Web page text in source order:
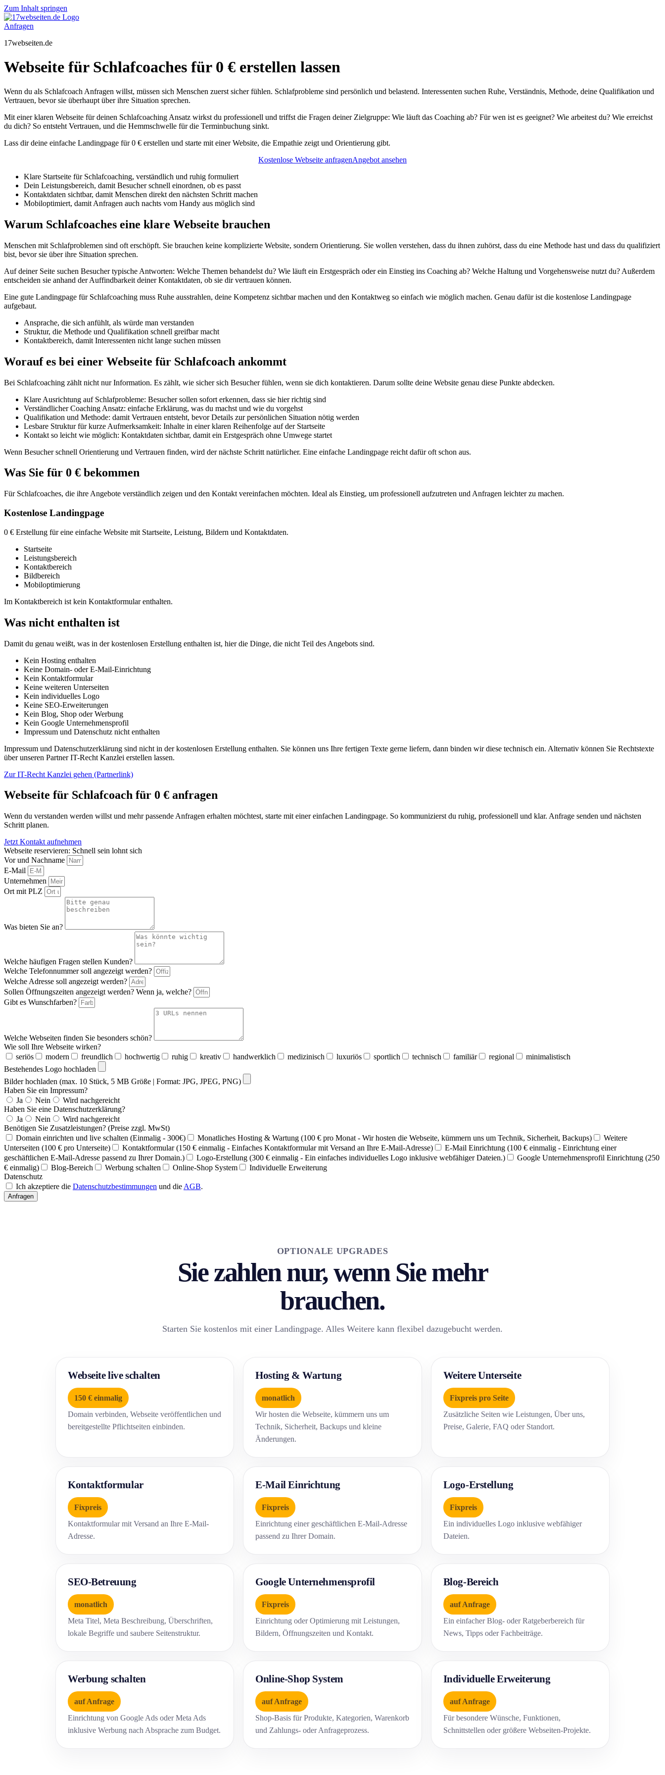
Zum Inhalt springen
Anfragen
17webseiten.de
Webseite für Schlafcoaches für 0 € erstellen lassen
Wenn du als Schlafcoach Anfragen willst, müssen sich Menschen zuerst sicher fühlen. Schlafprobleme sind persönlich und belastend. Interessenten suchen Ruhe, Verständnis, Methode, deine Qualifikation und
Vertrauen, bevor sie überhaupt über ihre Situation sprechen.
Mit einer klaren Webseite für deinen Schlafcoaching Ansatz wirkst du professionell und triffst die Fragen deiner Zielgruppe: Wie läuft das Coaching ab? Für wen ist es geeignet? Wie arbeitest du? Wie erreichst
du dich? So entsteht Vertrauen, und die Hemmschwelle für die Terminbuchung sinkt.
Lass dir deine einfache Landingpage für 0 € erstellen und starte mit einer Website, die Empathie zeigt und Orientierung gibt.
Kostenlose Webseite anfragenAngebot ansehen
Klare Startseite für Schlafcoaching, verständlich und ruhig formuliert
Dein Leistungsbereich, damit Besucher schnell einordnen, ob es passt
Kontaktdaten sichtbar, damit Menschen direkt den nächsten Schritt machen
Mobiloptimiert, damit Anfragen auch nachts vom Handy aus möglich sind
Warum Schlafcoaches eine klare Webseite brauchen
Menschen mit Schlafproblemen sind oft erschöpft. Sie brauchen keine komplizierte Website, sondern Orientierung. Sie wollen verstehen, dass du ihnen zuhörst, dass du eine Methode hast und dass du qualifiziert
bist, bevor sie über ihre Situation sprechen.
Auf deiner Seite suchen Besucher typische Antworten: Welche Themen behandelst du? Wie läuft ein Erstgespräch oder ein Einstieg ins Coaching ab? Welche Haltung und Vorgehensweise nutzt du? Außerdem
entscheiden sie anhand der Auffindbarkeit deiner Kontaktdaten, ob sie dir vertrauen können.
Eine gute Landingpage für Schlafcoaching muss Ruhe ausstrahlen, deine Kompetenz sichtbar machen und den Kontaktweg so einfach wie möglich machen. Genau dafür ist die kostenlose Landingpage
aufgebaut.
Ansprache, die sich anfühlt, als würde man verstanden
Struktur, die Methode und Qualifikation schnell greifbar macht
Kontaktbereich, damit Interessenten nicht lange suchen müssen
Worauf es bei einer Webseite für Schlafcoach ankommt
Bei Schlafcoaching zählt nicht nur Information. Es zählt, wie sicher sich Besucher fühlen, wenn sie dich kontaktieren. Darum sollte deine Website genau diese Punkte abdecken.
Klare Ausrichtung auf Schlafprobleme: Besucher sollen sofort erkennen, dass sie hier richtig sind
Verständlicher Coaching Ansatz: einfache Erklärung, was du machst und wie du vorgehst
Qualifikation und Methode: damit Vertrauen entsteht, bevor Details zur persönlichen Situation nötig werden
Lesbare Struktur für kurze Aufmerksamkeit: Inhalte in einer klaren Reihenfolge auf der Startseite
Kontakt so leicht wie möglich: Kontaktdaten sichtbar, damit ein Erstgespräch ohne Umwege startet
Wenn Besucher schnell Orientierung und Vertrauen finden, wird der nächste Schritt natürlicher. Eine einfache Landingpage reicht dafür oft schon aus.
Was Sie für 0 € bekommen
Für Schlafcoaches, die ihre Angebote verständlich zeigen und den Kontakt vereinfachen möchten. Ideal als Einstieg, um professionell aufzutreten und Anfragen leichter zu machen.
Kostenlose Landingpage
0 € Erstellung für eine einfache Website mit Startseite, Leistung, Bildern und Kontaktdaten.
Startseite
Leistungsbereich
Kontaktbereich
Bildbereich
Mobiloptimierung
Im Kontaktbereich ist kein Kontaktformular enthalten.
Was nicht enthalten ist
Damit du genau weißt, was in der kostenlosen Erstellung enthalten ist, hier die Dinge, die nicht Teil des Angebots sind.
Kein Hosting enthalten
Keine Domain- oder E-Mail-Einrichtung
Kein Kontaktformular
Keine weiteren Unterseiten
Kein individuelles Logo
Keine SEO-Erweiterungen
Kein Blog, Shop oder Werbung
Kein Google Unternehmensprofil
Impressum und Datenschutz nicht enthalten
Impressum und Datenschutzerklärung sind nicht in der kostenlosen Erstellung enthalten. Sie können uns Ihre fertigen Texte gerne liefern, dann binden wir diese technisch ein. Alternativ können Sie Rechtstexte
über unseren Partner IT-Recht Kanzlei erstellen lassen.
Zur IT-Recht Kanzlei gehen (Partnerlink)
Webseite für Schlafcoach für 0 € anfragen
Wenn du verstanden werden willst und mehr passende Anfragen erhalten möchtest, starte mit einer einfachen Landingpage. So kommunizierst du ruhig, professionell und klar. Anfrage senden und nächsten
Schritt planen.
Jetzt Kontakt aufnehmen
Webseite reservieren: Schnell sein lohnt sich
Vor und Nachname
E-Mail
Unternehmen
Ort mit PLZ
Was bieten Sie an?
Welche häufigen Fragen stellen Kunden?
Welche Telefonnummer soll angezeigt werden?
Welche Adresse soll angezeigt werden?
Sollen Öffnungszeiten angezeigt werden? Wenn ja, welche?
Gibt es Wunschfarben?
Welche Webseiten finden Sie besonders schön?
Wie soll Ihre Webseite wirken?
seriös
modern freundlich hochwertig ruhig kreativ handwerklich medizinisch luxuriös sportlich technisch familiär regional
minimalistisch
Bestehendes Logo hochladen
Bilder hochladen (max. 10 Stück, 5 MB Größe | Format: JPG, JPEG, PNG)
Haben Sie ein Impressum?
Ja
Nein
Wird nachgereicht
Haben Sie eine Datenschutzerklärung?
Ja
Nein
Wird nachgereicht
Benötigen Sie Zusatzleistungen? (Preise zzgl. MwSt)
Domain einrichten und live schalten (Einmalig - 300€)
Monatliches Hosting & Wartung (100 € pro Monat - Wir hosten die Webseite, kümmern uns um Technik, Sicherheit, Backups)
Weitere
Unterseiten (100 € pro Unterseite)
Kontaktformular (150 € einmalig - Einfaches Kontaktformular mit Versand an Ihre E-Mail-Adresse)
E-Mail Einrichtung (100 € einmalig - Einrichtung einer
geschäftlichen E-Mail-Adresse passend zu Ihrer Domain.)
Logo-Erstellung (300 € einmalig - Ein einfaches individuelles Logo inklusive webfähiger Dateien.)
Google Unternehmensprofil Einrichtung (250
€ einmalig)
Blog-Bereich Werbung schalten Online-Shop System
Individuelle Erweiterung
Datenschutz
Ich akzeptiere die Datenschutzbestimmungen und die AGB.
Anfragen
OPTIONALE UPGRADES
Sie zahlen nur, wenn Sie mehr
brauchen.
Starten Sie kostenlos mit einer Landingpage. Alles Weitere kann flexibel dazugebucht werden.
Webseite live schalten
150 € einmalig
Domain verbinden, Webseite veröffentlichen und
bereitgestellte Pflichtseiten einbinden.
Hosting & Wartung
monatlich
Wir hosten die Webseite, kümmern uns um
Technik, Sicherheit, Backups und kleine
Änderungen.
Weitere Unterseite
Fixpreis pro Seite
Zusätzliche Seiten wie Leistungen, Über uns,
Preise, Galerie, FAQ oder Standort.
Kontaktformular
Fixpreis
Kontaktformular mit Versand an Ihre E-Mail-
Adresse.
E-Mail Einrichtung
Fixpreis
Einrichtung einer geschäftlichen E-Mail-Adresse
passend zu Ihrer Domain.
Logo-Erstellung
Fixpreis
Ein individuelles Logo inklusive webfähiger
Dateien.
SEO-Betreuung
monatlich
Meta Titel, Meta Beschreibung, Überschriften,
lokale Begriffe und saubere Seitenstruktur.
Google Unternehmensprofil
Fixpreis
Einrichtung oder Optimierung mit Leistungen,
Bildern, Öffnungszeiten und Kontakt.
Blog-Bereich
auf Anfrage
Ein einfacher Blog- oder Ratgeberbereich für
News, Tipps oder Fachbeiträge.
Werbung schalten
auf Anfrage
Einrichtung von Google Ads oder Meta Ads
inklusive Werbung nach Absprache zum Budget.
Online-Shop System
auf Anfrage
Shop-Basis für Produkte, Kategorien, Warenkorb
und Zahlungs- oder Anfrageprozess.
Individuelle Erweiterung
auf Anfrage
Für besondere Wünsche, Funktionen,
Schnittstellen oder größere Webseiten-Projekte.